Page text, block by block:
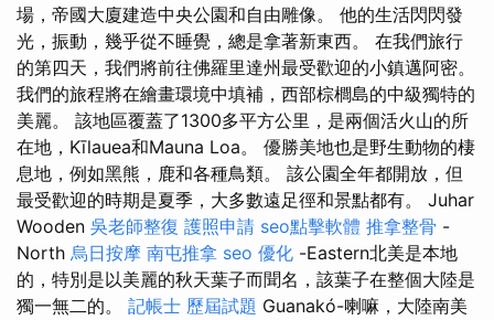
場，帝國大廈建造中央公園和自由雕像。 他的生活閃閃發
光，振動，幾乎從不睡覺，總是拿著新東西。 在我們旅行
的第四天，我們將前往佛羅里達州最受歡迎的小鎮邁阿密。
我們的旅程將在繪畫環境中填補，西部棕櫚島的中級獨特的
美麗。 該地區覆蓋了1300多平方公里，是兩個活火山的所
在地，Kīlauea和Mauna Loa。 優勝美地也是野生動物的棲
息地，例如黑熊，鹿和各種鳥類。 該公園全年都開放，但
最受歡迎的時期是夏季，大多數遠足徑和景點都有。 Juhar
Wooden 吳老師整復 護照申請 seo點擊軟體 推拿整骨 -
North 烏日按摩 南屯推拿 seo 優化 -Eastern北美是本地
的，特別是以美麗的秋天葉子而聞名，該葉子在整個大陸是
獨一無二的。 記帳士 歷屆試題 Guanakó-喇嘛，大陸南美